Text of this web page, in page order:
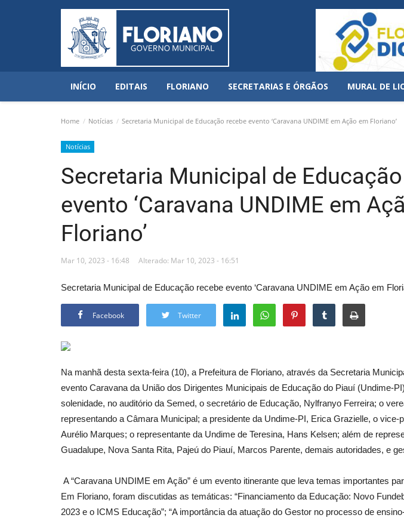
INÍCIO EDITAIS FLORIANO SECRETARIAS E ÓRGÃOS MURAL DE
Home Notícias Secretaria Municipal de Educação recebe evento ‘Caravana UNDIME em Ação em Floriano’
Notícias
Secretaria Municipal de
evento ‘Caravana UNDIME em
Floriano’
Mar 10, 2023 - 16:48 Alterado: Mar 10, 2023 - 16:51
Secretaria Municipal de Educação recebe evento ‘Caravana UNDIME em Ação em
Facebook Twitter
Na manhã desta sexta-feira (10), a Prefeitura de Floriano, através da Secretaria
evento Caravana da União dos Dirigentes Municipais de Educação do Piauí (Undime-
solenidade, no auditório da Semed, o secretário de Educação, Nylfranyo Ferreira; o
representando a Câmara Municipal; a presidente da Undime-PI, Erica Grazielle, o vice-
Aurélio Marques; o representante da Undime de Teresina, Hans Kelsen; além de
Guadalupe, Nova Santa Rita, Pajeú do Piauí, Marcos Parente, demais autoridades, e
A “Caravana UNDIME em Ação” é um evento itinerante que leva temas importantes
Em Floriano, foram discutidas as temáticas: “Financiamento da Educação: Novo
2023 e o ICMS Educação”; “A importância da atuação do Gestor no processo de